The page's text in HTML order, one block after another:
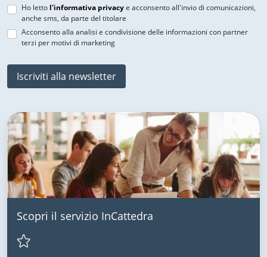
Ho letto l'informativa privacye acconsento all'invio di comunicazioni,
anche sms, da parte del titolare
Acconsento alla analisi e condivisione delle informazioni con partner
terzi per motivi di marketing
Iscriviti alla newsletter
Scopri il servizio InCattedra